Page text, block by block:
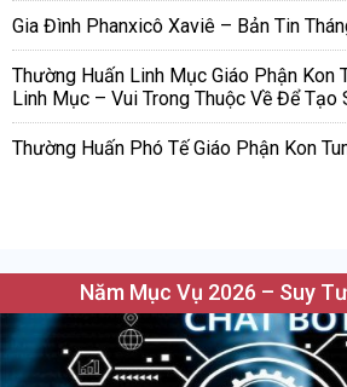
Gia Đình Phanxicô Xaviê – Bản Tin
Thường Huấn Linh Mục Giáo Phận Kon
Linh Mục – Vui Trong Thuộc Về Để Tạo
Thường Huấn Phó Tế Giáo Phận Kon
Năm Mục Vụ 2026 – Suy